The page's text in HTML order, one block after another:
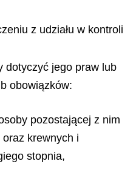
z udziału w kontroli
dotyczyć jego praw lub
obowiązków:
pozostającej z nim
krewnych i
stopnia,